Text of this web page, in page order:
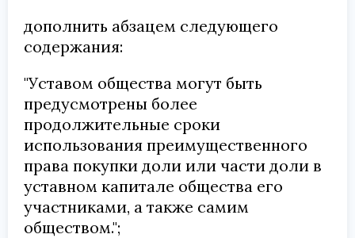
дополнить абзацем следующего
содержания:
"Уставом общества могут быть
предусмотрены более
продолжительные сроки
использования преимущественного
права покупки доли или части доли в
уставном капитале общества его
участниками, а также самим
обществом.";